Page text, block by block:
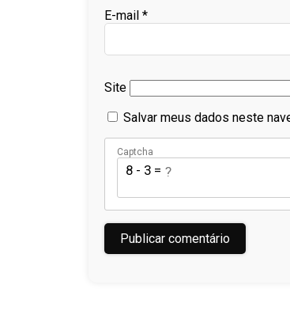
E-mail *
Site
Salvar meus dados neste
Captcha
8 - 3 = ?